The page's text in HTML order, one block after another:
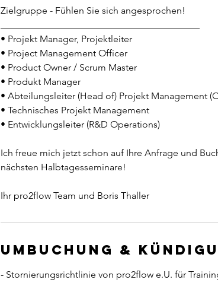
Zielgruppe - Fühlen Sie sich angesprochen!
• Projekt Manager, Projektleiter
• Project Management Officer
• Product Owner / Scrum Master
• Produkt Manager
• Abteilungsleiter (Head of) Projekt Management
• Technisches Projekt Management
• Entwicklungsleiter (R&D Operations)
Ich freue mich jetzt schon auf Ihre Anfrage und
nächsten Halbtagesseminare!
Ihr pro2flow Team und Boris Thaller
Umbuchung &
- Stornierungsrichtlinie von pro2flow e.U. für